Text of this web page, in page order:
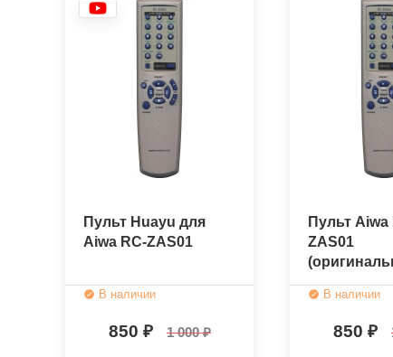
Пульт Huayu для
Aiwa RC-ZAS01
В наличии
850 1 000
Пульт Aiwa
ZAS01
В наличии
850